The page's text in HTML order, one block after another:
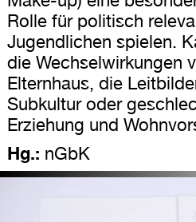
Rolle für politisch
Jugendlichen spielen.
die Wechselwirkungen
Elternhaus, die
Subkultur oder
Erziehung und
Hg.: nGbK